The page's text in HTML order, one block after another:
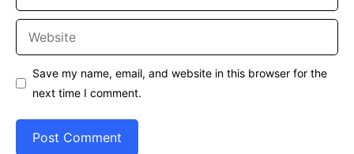
Save my name, email, and website in this browser for the
next time I comment.